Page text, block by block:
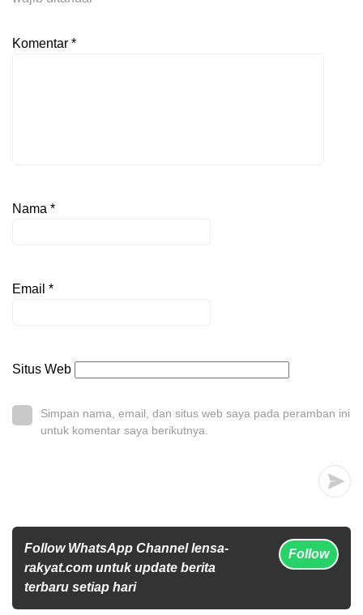
Komentar *
Nama *
Email *
Situs Web
Simpan nama, email, dan situs web saya pada peramban ini
untuk komentar saya berikutnya.
Follow WhatsApp Channel lensa-
rakyat.com untuk update berita
terbaru setiap hari
Follow